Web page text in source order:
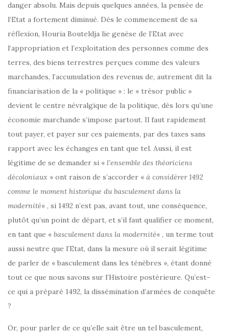
danger absolu. Mais depuis quelques années, la pensée de
l’Etat a fortement diminué. Dès le commencement de sa
réflexion, Houria Bouteldja lie genèse de l’Etat avec
l’appropriation et l’exploitation des personnes comme des
terres, des biens terrestres perçues comme des valeurs
marchandes, l’accumulation des revenus de, autrement dit la
financiarisation de la « politique » : le « trésor public »
devient le centre névralgique de la politique, dès lors qu’une
économie marchande s’impose partout. Il faut rapidement
tout payer, et payer sur ces paiements, par des taxes sans
rapport avec les échanges en tant que tel. Aussi, il est
légitime de se demander si « l’ensemble des théoriciens
décoloniaux » ont raison de s’accorder « à considérer 1492
comme le moment historique du basculement dans la
modernité« , si 1492 n’est pas, avant tout, une conséquence,
plutôt qu’un point de départ, et s’il faut qualifier ce moment,
en tant que « basculement dans la modernité« , un terme tout
aussi neutre que l’Etat, dans la mesure où il serait légitime
de parler de « basculement dans les ténèbres », étant donné
tout ce que nous savons sur l’Histoire postérieure. Qu’est-
ce qui a préparé 1492, la dissémination d’armées de conquête
?
Or, pour parler de ce qu’elle sait être un tel basculement,